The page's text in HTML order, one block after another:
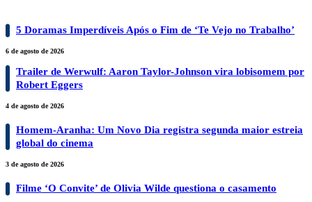
5 Doramas Imperdíveis Após o Fim de ‘Te Vejo no Trabalho’
6 de agosto de 2026
Trailer de Werwulf: Aaron Taylor-Johnson vira lobisomem por
Robert Eggers
4 de agosto de 2026
Homem-Aranha: Um Novo Dia registra segunda maior estreia
global do cinema
3 de agosto de 2026
Filme ‘O Convite’ de Olivia Wilde questiona o casamento